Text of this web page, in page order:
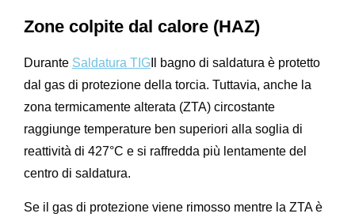
Zone colpite dal calore (HAZ)
Durante Saldatura TIG Il bagno di saldatura è protetto
dal gas di protezione della torcia. Tuttavia, anche la
zona termicamente alterata (ZTA) circostante
raggiunge temperature ben superiori alla soglia di
reattività di 427°C e si raffredda più lentamente del
centro di saldatura.
Se il gas di protezione viene rimosso mentre la ZTA è